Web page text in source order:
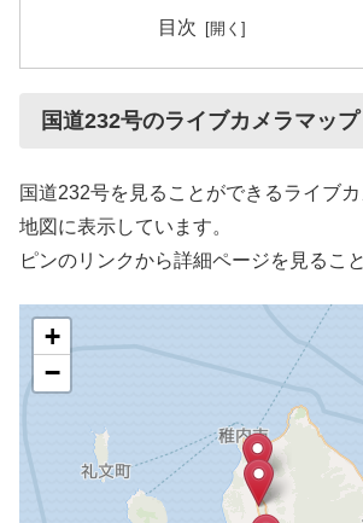
目次
国道232号のライブカメラマップ
国道232号を見ることができるライブ
地図に表示しています。
ピンのリンクから詳細ページを見るこ
+
−